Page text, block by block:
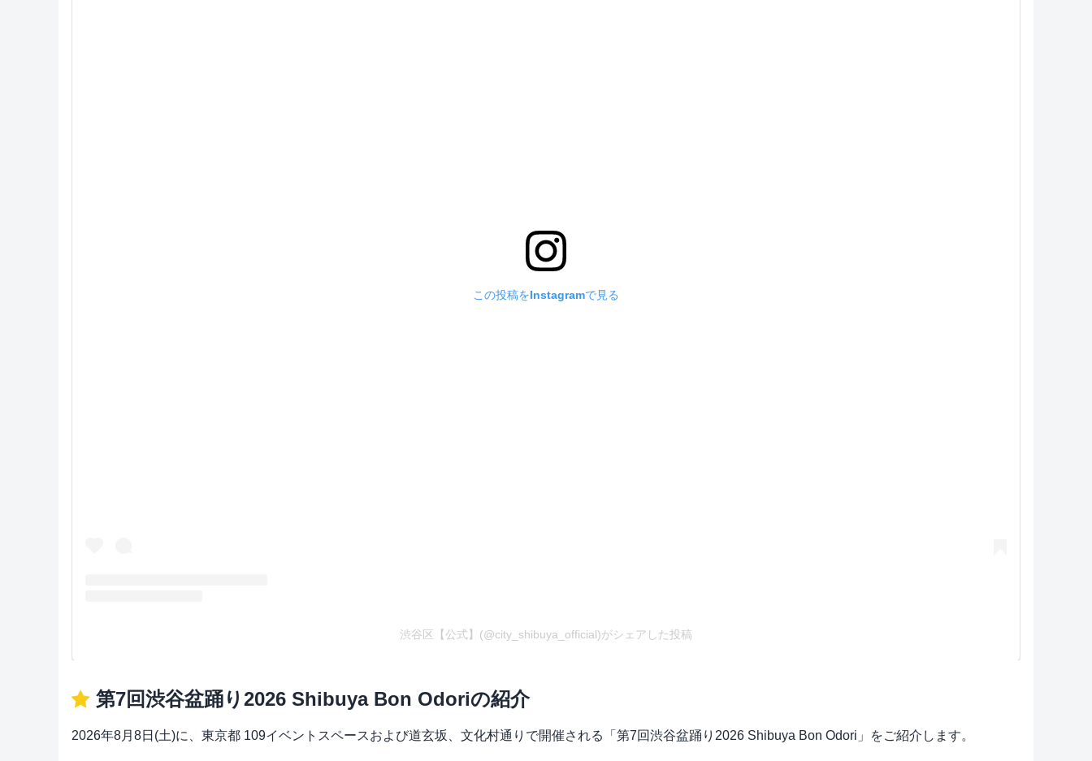
この投稿をInstagramで見る
渋谷区【公式】(@city_shibuya_official)がシェアした投稿
第7回渋谷盆踊り2026 Shibuya Bon Odoriの紹介
2026年8月8日(土)に、東京都 109イベントスペースおよび道玄坂、文化村通りで開催される「第7回渋谷盆踊り2026 Shibuya Bon Odori」をご紹介します。